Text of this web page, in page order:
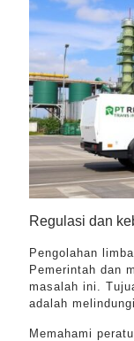
Regulasi dan
Pengolahan
Pemerintah dan
masalah ini.
adalah
Memahami